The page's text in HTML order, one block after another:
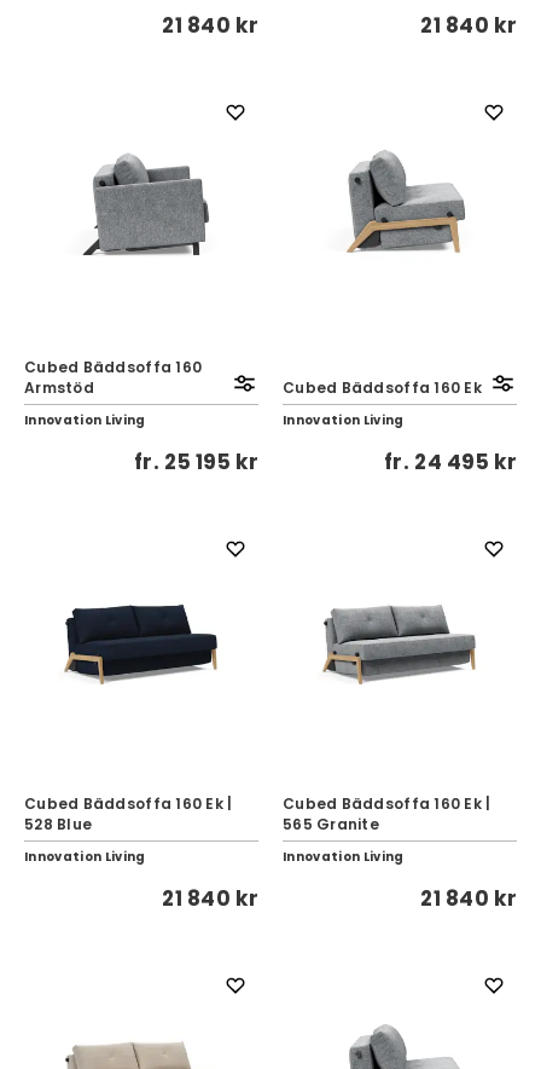
21 840 kr 21 840 kr
Cubed Bäddsoffa 160
Armstöd
Innovation Living
fr. 25 195 kr
Cubed Bäddsoffa 160 Ek
Innovation Living
fr. 24 495 kr
Cubed Bäddsoffa 160 Ek |
528 Blue
Innovation Living
21 840 kr
Cubed Bäddsoffa 160 Ek |
565 Granite
Innovation Living
21 840 kr